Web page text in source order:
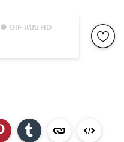
● GIF แบบ HD